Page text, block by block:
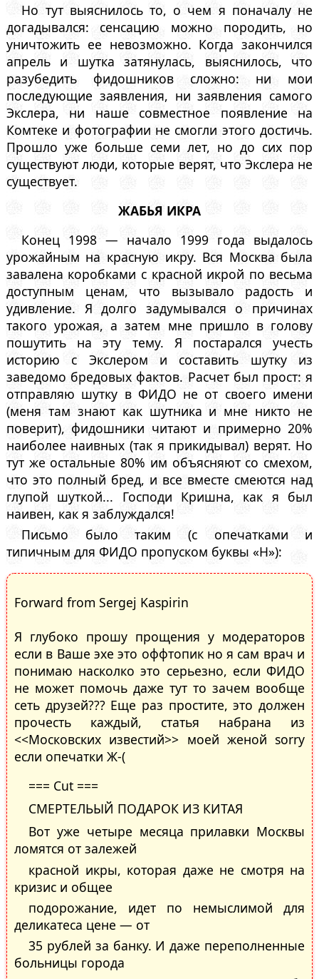
Но тут выяснилось то, о чем я поначалу не
догадывался: сенсацию можно породить, но
уничтожить ее невозможно. Когда закончился
апрель и шутка затянулась, выяснилось, что
разубедить фидошников сложно: ни мои
последующие заявления, ни заявления самого
Экслера, ни наше совместное появление на
Комтеке и фотографии не смогли этого достичь.
Прошло уже больше семи лет, но до сих пор
существуют люди, которые верят, что Экслера не
существует.
ЖАБЬЯ ИКРА
Конец 1998 — начало 1999 года выдалось
урожайным на красную икру. Вся Москва была
завалена коробками с красной икрой по весьма
доступным ценам, что вызывало радость и
удивление. Я долго задумывался о причинах
такого урожая, а затем мне пришло в голову
пошутить на эту тему. Я постарался учесть
историю с Экслером и составить шутку из
заведомо бредовых фактов. Расчет был прост: я
отправляю шутку в ФИДО не от своего имени
(меня там знают как шутника и мне никто не
поверит), фидошники читают и примерно 20%
наиболее наивных (так я прикидывал) верят. Но
тут же остальные 80% им объясняют со смехом,
что это полный бред, и все вместе смеются над
глупой шуткой... Господи Кришна, как я был
наивен, как я заблуждался!
Письмо было таким (с опечатками и
типичным для ФИДО пропуском буквы «Н»):
Forward from Sergej Kasрirin
Я глубоко прошу прощения у модераторов
если в Ваше эхе это оффтопик но я сам врач и
понимаю насколко это серьезно, если ФИДО
не может помочь даже тут то зачем вообще
сеть друзей??? Еще раз простите, это должен
прочесть каждый, статья набрана из
<<Московских известий>> моей женой sorry
если опечатки Ж-(
=== Cut ===
СМЕРТЕЛЬЫЙ ПОДАРОК ИЗ КИТАЯ
Вот уже четыре месяца прилавки Москвы
ломятся от залежей
красной икры, которая даже не смотря на
кризис и общее
подорожание, идет по немыслимой для
деликатеса цене — от
35 рублей за банку. И даже переполненные
больницы города